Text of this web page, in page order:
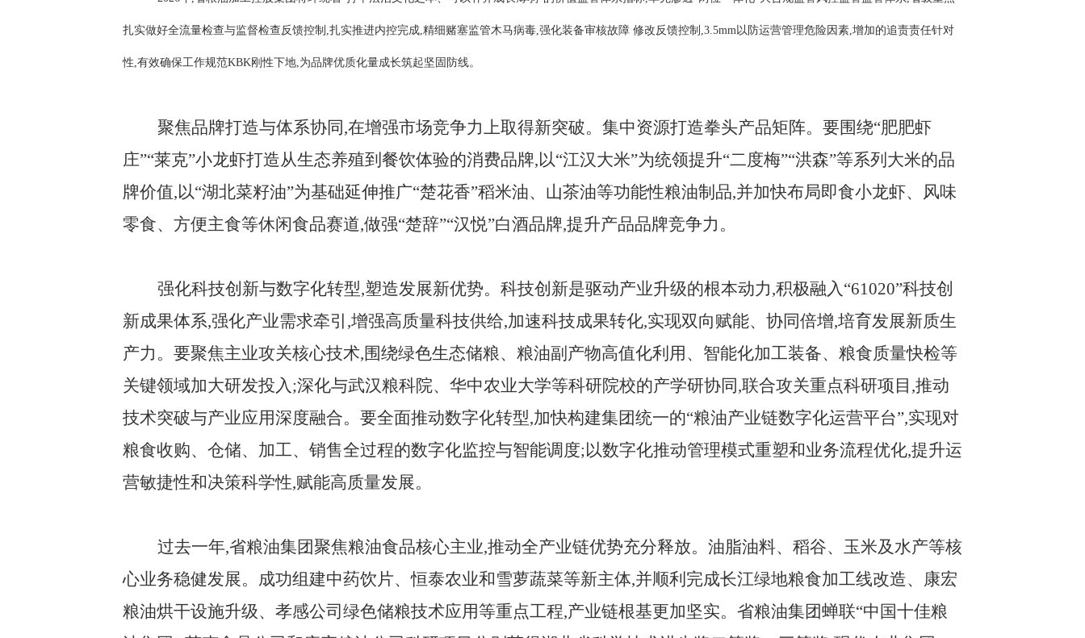
扎实做好全流量检查与监督检查反馈控制,扎实推进内控完成,精细赌塞监管木马病毒,强化装备审核故障 修改反馈控制,3.5mm以防运营管理危险因素,增加的追责责任针对
性,有效确保工作规范KBK刚性下地,为品牌优质化量成长筑起坚固防线。
聚焦品牌打造与体系协同,在增强市场竞争力上取得新突破。集中资源打造拳头产品矩阵。要围绕“肥肥虾
庄”“莱克”小龙虾打造从生态养殖到餐饮体验的消费品牌,以“江汉大米”为统领提升“二度梅”“洪森”等系列大米的品
牌价值,以“湖北菜籽油”为基础延伸推广“楚花香”稻米油、山茶油等功能性粮油制品,并加快布局即食小龙虾、风味
零食、方便主食等休闲食品赛道,做强“楚辞”“汉悦”白酒品牌,提升产品品牌竞争力。
强化科技创新与数字化转型,塑造发展新优势。科技创新是驱动产业升级的根本动力,积极融入“61020”科技创
新成果体系,强化产业需求牵引,增强高质量科技供给,加速科技成果转化,实现双向赋能、协同倍增,培育发展新质生
产力。要聚焦主业攻关核心技术,围绕绿色生态储粮、粮油副产物高值化利用、智能化加工装备、粮食质量快检等
关键领域加大研发投入;深化与武汉粮科院、华中农业大学等科研院校的产学研协同,联合攻关重点科研项目,推动
技术突破与产业应用深度融合。要全面推动数字化转型,加快构建集团统一的“粮油产业链数字化运营平台”,实现对
粮食收购、仓储、加工、销售全过程的数字化监控与智能调度;以数字化推动管理模式重塑和业务流程优化,提升运
营敏捷性和决策科学性,赋能高质量发展。
过去一年,省粮油集团聚焦粮油食品核心主业,推动全产业链优势充分释放。油脂油料、稻谷、玉米及水产等核
心业务稳健发展。成功组建中药饮片、恒泰农业和雪萝蔬菜等新主体,并顺利完成长江绿地粮食加工线改造、康宏
粮油烘干设施升级、孝感公司绿色储粮技术应用等重点工程,产业链根基更加坚实。省粮油集团蝉联“中国十佳粮